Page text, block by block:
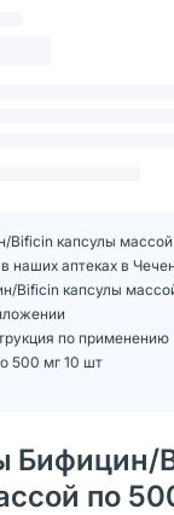
Bificin капсулы
наших аптеках в
Bificin капсулы
по
500 мг 10 шт
Бифицин/
по